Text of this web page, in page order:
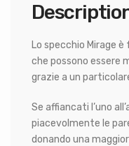
Lo specchio Mirage
che possono essere
grazie a un
Se affiancati l’uno
piacevolmente le
donando una